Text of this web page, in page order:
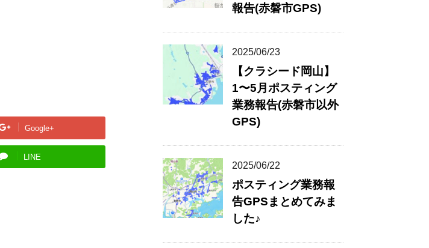
Google+
LINE
報告(赤磐市GPS)
2025/06/23
【クラシード岡山】
1〜5月ポスティング
業務報告(赤磐市以外
GPS)
2025/06/22
ポスティング業務報
告GPSまとめてみま
した♪